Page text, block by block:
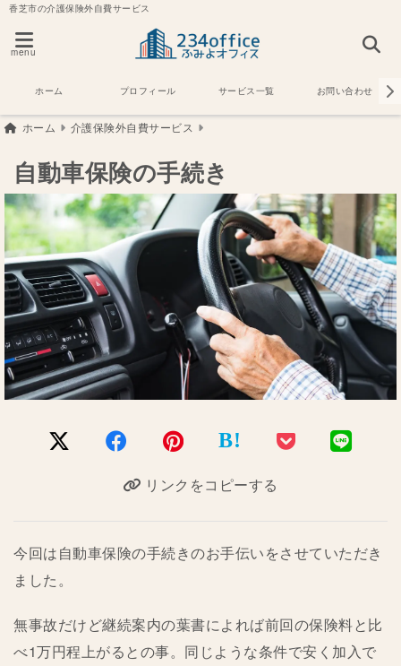
香芝市の介護保険外自費サービス
menu
ホーム プロフィール サービス一覧 お問い合わせ
ホーム 介護保険外自費サービス
自動車保険の手続き
B!
リンクをコピーする
今回は自動車保険の手続きのお手伝いをさせていただき
ました。
無事故だけど継続案内の葉書によれば前回の保険料と比
べ1万円程上がるとの事。同じような条件で安く加入で